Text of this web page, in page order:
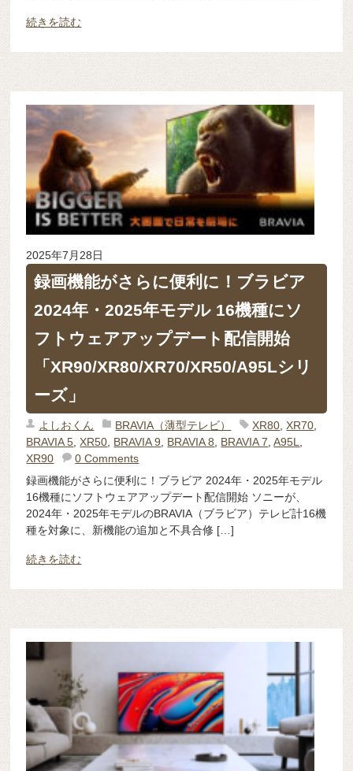
続きを読む
2025年7月28日
録画機能がさらに便利に！ブラビア
2024年・2025年モデル 16機種にソ
フトウェアアップデート配信開始
「XR90/XR80/XR70/XR50/A95Lシリ
ーズ」
よしおくん BRAVIA（薄型テレビ） XR80 ,XR70
BRAVIA 5 ,XR50 BRAVIA 9 BRAVIA 8 BRAVIA 7 ,A95L
XR90
0 Comments
録画機能がさらに便利に！ブラビア 2024年・2025年モデル
16機種にソフトウェアアップデート配信開始 ソニーが、
2024年・2025年モデルのBRAVIA（ブラビア）テレビ計16機
種を対象に、新機能の追加と不具合修 […]
続きを読む